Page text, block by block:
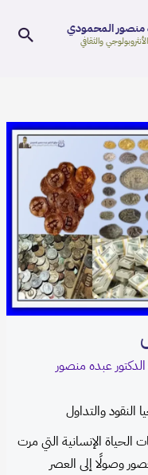
منصور المحمودي
والثقافي
الدكتور عبده منصور
النقود والتداول
الحياة الإنسانية التي مرت
وصولًا إلى العصر